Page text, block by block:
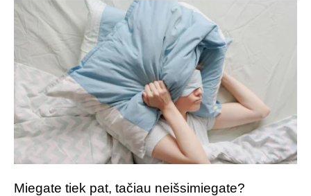
Miegate tiek pat, tačiau neišsimiegate?